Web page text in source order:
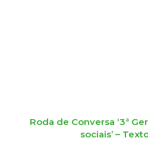
Roda de Conversa ‘3ª
sociais’ –